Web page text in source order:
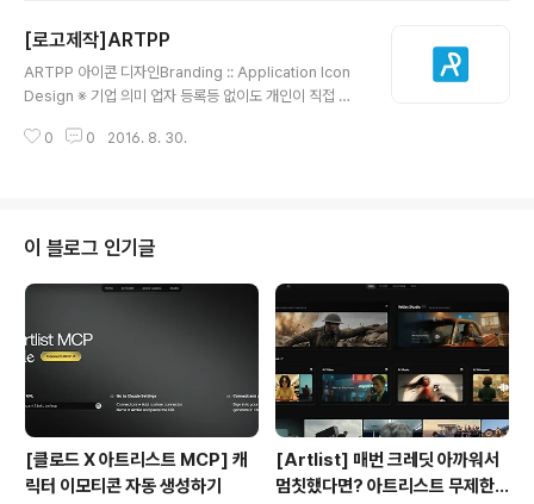
잉행동장애) 진단을 받은 어린이들은 사람 목소리(125-1
500 헤르츠)보다는 주변 소음들(2000-8000 헤르츠)에
매우 민감한 청각을 지니고 있는데, 잘못된 청각을 바로잡
gration Training)라는 치료법을 행하여 청각으로 인한
[로고제작]ARTPP
ARTPP 아이콘 디자인Branding :: Application Icon
Design ※ 기업 의미 업자 등록등 없이도 개인이 직접 카
를 위해 판매자가 거래서를 등록후에 구매자에게 거래서를
구매자의 물품수령후 구매확정을 통하여 판재자에게 대금
정산이 되도록 되어있습니다. 구매자는 결제시에 구매안심
번호를 지정하여 결제 할수있도록 되어있습니다. ※ 브랜딩
의미/keyword/ 참신함, 단일화, 리디자인 기존에 복잡한
형태의 앱 아이콘과 UI를 더불어 모든 디자인을 롤스토리
에 의뢰해 주셔서 새롭게 ..
0 0 2016. 8. 30.
이 블로그 인기글
[클로드 X 아트리스트 MCP] 캐
릭터 이모티콘 자동 생성하기
[Artlist] 매번 크레딧 아까워서
멈칫했다면? 아트리스트 무제한